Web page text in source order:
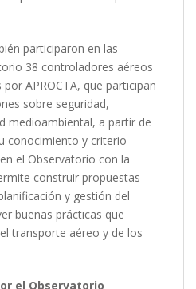
participaron en las
38 controladores aéreos
APROCTA, que participan
sobre seguridad,
medioambiental, a partir de
conocimiento y criterio
el Observatorio con la
construir propuestas
y gestión del
buenas prácticas que
transporte aéreo y de los
el Observatorio